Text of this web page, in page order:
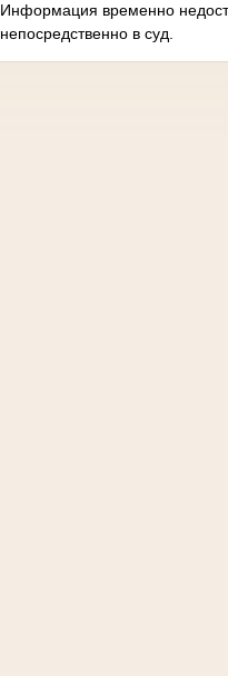
Информация временно
непосредственно в суд.